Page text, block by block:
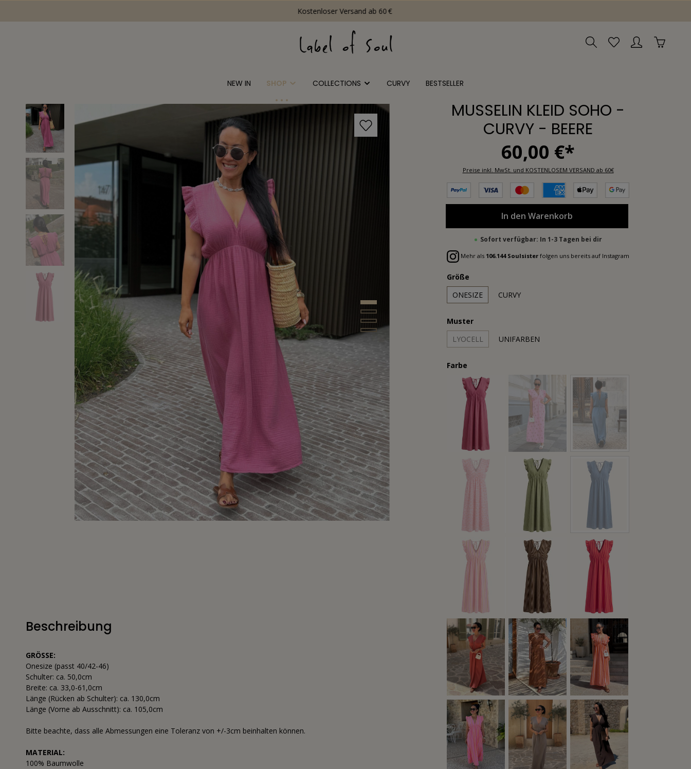
Kostenloser Versand ab 60 €
NEW IN SHOP COLLECTIONS CURVY BESTSELLER
MUSSELIN KLEID SOHO -
CURVY - BEERE
60,00 €*
Preise inkl. MwSt. und KOSTENLOSEM VERSAND ab 60€
In den Warenkorb
Sofort verfügbar: In 1-3 Tagen bei dir
Mehr als 106.144 Soulsister folgen uns bereits auf Instagram
Größe
ONESIZE
CURVY
Muster
LYOCELL
UNIFARBEN
Farbe
Beschreibung
GRÖSSE:
Onesize (passt 40/42-46)
Schulter: ca. 50,0cm
Breite: ca. 33,0-61,0cm
Länge (Rücken ab Schulter): ca. 130,0cm
Länge (Vorne ab Ausschnitt): ca. 105,0cm
Bitte beachte, dass alle Abmessungen eine Toleranz von +/-3cm beinhalten können.
MATERIAL:
100% Baumwolle